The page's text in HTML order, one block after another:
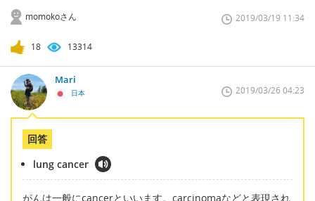
momokoさん 2019/03/19 11:34
18 13314
Mari
日本 2019/03/26 04:23
回答
lung cancer
がんは一般にcancerといいます。carcinomaなどと表現され